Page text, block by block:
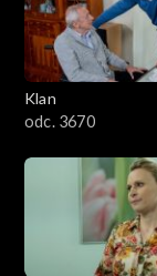
Klan
odc. 3670